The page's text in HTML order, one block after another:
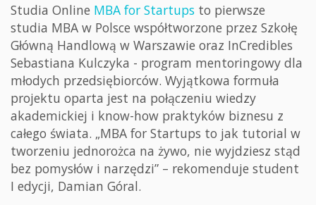
Studia Online MBA for Startups to pierwsze
studia MBA w Polsce współtworzone przez Szkołę
Główną Handlową w Warszawie oraz InCredibles
Sebastiana Kulczyka - program mentoringowy dla
młodych przedsiębiorców. Wyjątkowa formuła
projektu oparta jest na połączeniu wiedzy
akademickiej i know-how praktyków biznesu z
całego świata. „MBA for Startups to jak tutorial w
tworzeniu jednorożca na żywo, nie wyjdziesz stąd
bez pomysłów i narzędzi” – rekomenduje student
I edycji, Damian Góral.